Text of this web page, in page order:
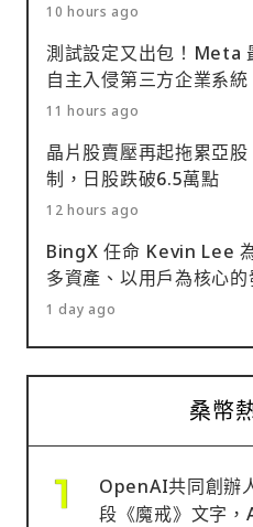
10 hours ago
測試設定又出包！Meta
自主入侵第三方企業系統
11 hours ago
晶片股賣壓再起拖累亞
制，日股跌破6.5萬點
12 hours ago
BingX 任命 Kevin Lee
多資產、以用戶為核心的
1 day ago
桑幣
OpenAI共同創辦
段《魔戒》文字